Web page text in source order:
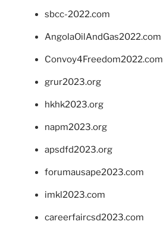
sbcc-2022.com
AngolaOilAndGas2022.com
Convoy4Freedom2022.com
grur2023.org
hkhk2023.org
napm2023.org
apsdfd2023.org
forumausape2023.com
imkl2023.com
careerfaircsd2023.com